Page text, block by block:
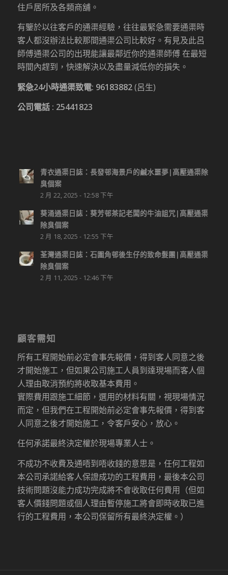
住戶居所及各類商舖。
有鑒於以往客戶的通渠經驗，往往最緊急需要通渠時
客人都沒辦法比較那間通渠公司比較好。有見及此呂
師傅通渠公司的出現能讓最鄰近你的通渠師傅 在最短
時間內趕到，快速解決以及盡量減低你的損失。
緊急24小時通渠致電: 96183882(呂生)
公司電話 : 25441823
青衣通渠日誌：長發邨海景戶的鹹水噩夢|高壓通渠除
臭個案
2 月 22, 2025 - 12:58 下午
葵涌通渠日誌：葵芳邨茶記老闆的牛油詛咒|高壓通渠
除臭個案
2 月 18, 2025 - 12:55 下午
荃灣通渠日誌：石圍角邨後生仔的致命髮團|高壓通渠
除臭個案
2 月 11, 2025 - 12:46 下午
顧客需知
所有工程開始前必定會事先報價，得到客人同意之後
才開始施工，但如果公司施工人員到達現場而客人個
人理由取消預約將收取基本費用。
實際費用跟施工細節，選用的材料有關，視現場情況
而定，但我們在工程開始前必定會事先報價，得到客
人同意之後才開始施工，令客戶安心，放心。
任何承諾最終決定權於現場專業人士。
不成功不收費及通唔到唔收錢的意思是，任何工程如
本公司承諾給客人保證成功的工程費用，最後本公司
技術問題沒能力成功完成將不會收取任何費用（但如
客人價錢問題或個人理由暫停施工將會即時收取已進
行的工程費用，本公司保留所有最終決定權。）